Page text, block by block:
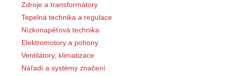
Zdroje a transformátory
Tepelná technika a regulace
Nízkonapěťová technika
Elektromotory a pohony
Ventilátory, klimatizace
Nářadí a systémy značení